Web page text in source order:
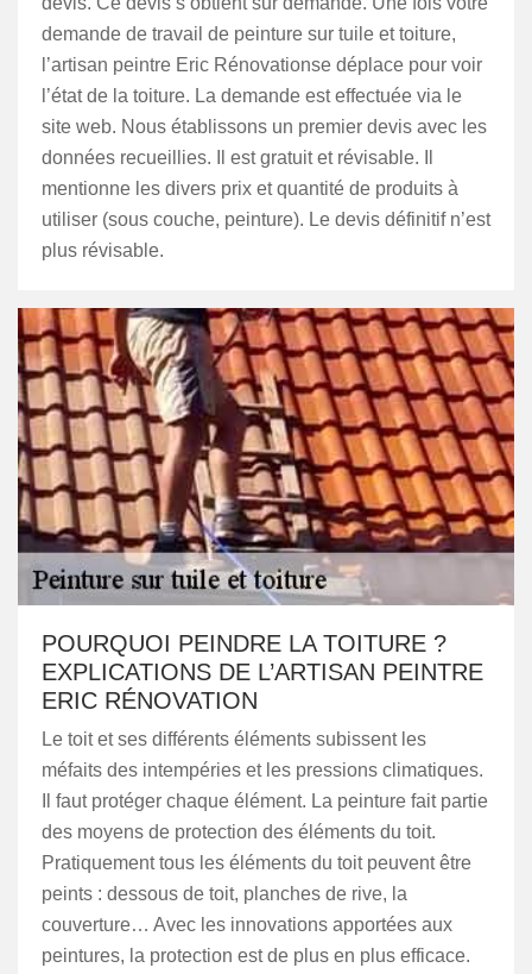
demande de travail de peinture sur tuile et toiture,
l’artisan peintre Eric Rénovationse déplace pour voir
l’état de la toiture. La demande est effectuée via le
site web. Nous établissons un premier devis avec les
données recueillies. Il est gratuit et révisable. Il
mentionne les divers prix et quantité de produits à
utiliser (sous couche, peinture). Le devis définitif n’est
plus révisable.
POURQUOI PEINDRE LA TOITURE ?
EXPLICATIONS DE L’ARTISAN PEINTRE
ERIC RÉNOVATION
Le toit et ses différents éléments subissent les
méfaits des intempéries et les pressions climatiques.
Il faut protéger chaque élément. La peinture fait partie
des moyens de protection des éléments du toit.
Pratiquement tous les éléments du toit peuvent être
peints : dessous de toit, planches de rive, la
couverture… Avec les innovations apportées aux
peintures, la protection est de plus en plus efficace.